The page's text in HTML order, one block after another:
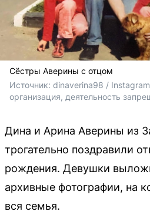
Сёстры Аверины с отцом
Источник: dinaverina98 /
организация, деятельность
Дина и Арина Аверины из
трогательно поздравили
рождения. Девушки
архивные фотографии, на
вся семья.